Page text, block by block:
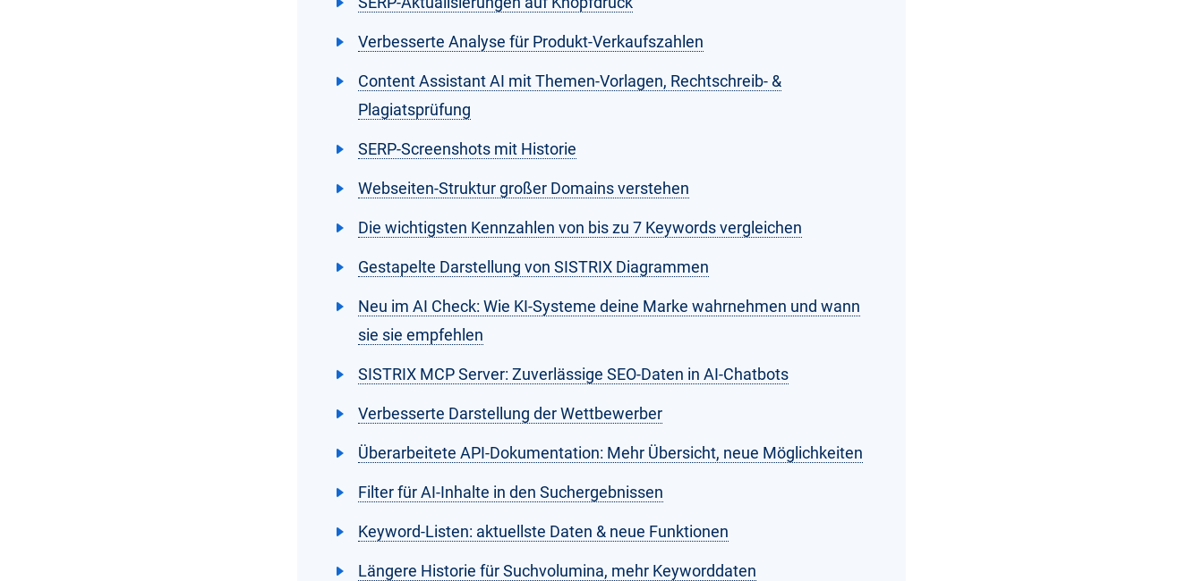
Verbesserte Analyse für Produkt-Verkaufszahlen
Content Assistant AI mit Themen-Vorlagen, Rechtschreib- &
Plagiatsprüfung
SERP-Screenshots mit Historie
Webseiten-Struktur großer Domains verstehen
Die wichtigsten Kennzahlen von bis zu 7 Keywords vergleichen
Gestapelte Darstellung von SISTRIX Diagrammen
Neu im AI Check: Wie KI-Systeme deine Marke wahrnehmen und wann
sie sie empfehlen
SISTRIX MCP Server: Zuverlässige SEO-Daten in AI-Chatbots
Verbesserte Darstellung der Wettbewerber
Überarbeitete API-Dokumentation: Mehr Übersicht, neue Möglichkeiten
Filter für AI-Inhalte in den Suchergebnissen
Keyword-Listen: aktuellste Daten & neue Funktionen
Längere Historie für Suchvolumina, mehr Keyworddaten